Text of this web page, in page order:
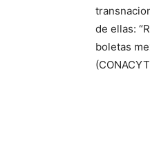
de ellas:
boletas